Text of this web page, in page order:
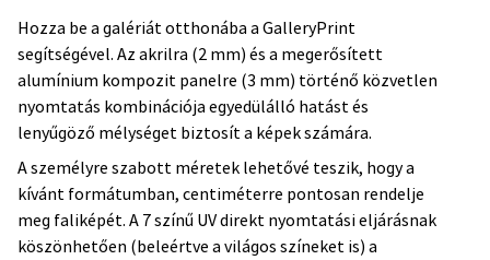
Hozza be a galériát otthonába a GalleryPrint
segítségével. Az akrilra (2 mm) és a megerősített
alumínium kompozit panelre (3 mm) történő közvetlen
nyomtatás kombinációja egyedülálló hatást és
lenyűgöző mélységet biztosít a képek számára.
A személyre szabott méretek lehetővé teszik, hogy a
kívánt formátumban, centiméterre pontosan rendelje
meg faliképét. A 7 színű UV direkt nyomtatási eljárásnak
köszönhetően (beleértve a világos színeket is) a